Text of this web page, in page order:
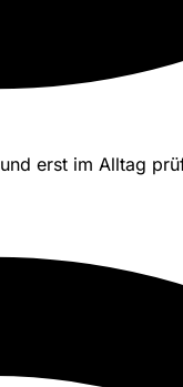
erst im Alltag